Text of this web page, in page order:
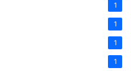
1
1
1
1